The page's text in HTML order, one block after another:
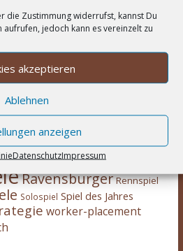
die Zustimmung widerrufst, kannst Du
jedoch kann es vereinzelt zu
akzeptieren
Ablehnen
anzeigen
DatenschutzImpressum
Asmodee
Deckbaudeduktiv
Erweiterung
legacy Legespiel Logik
Noris Partyspiel
Ravensburger Rennspiel
Solospiel Spiel des Jahres
worker-placement